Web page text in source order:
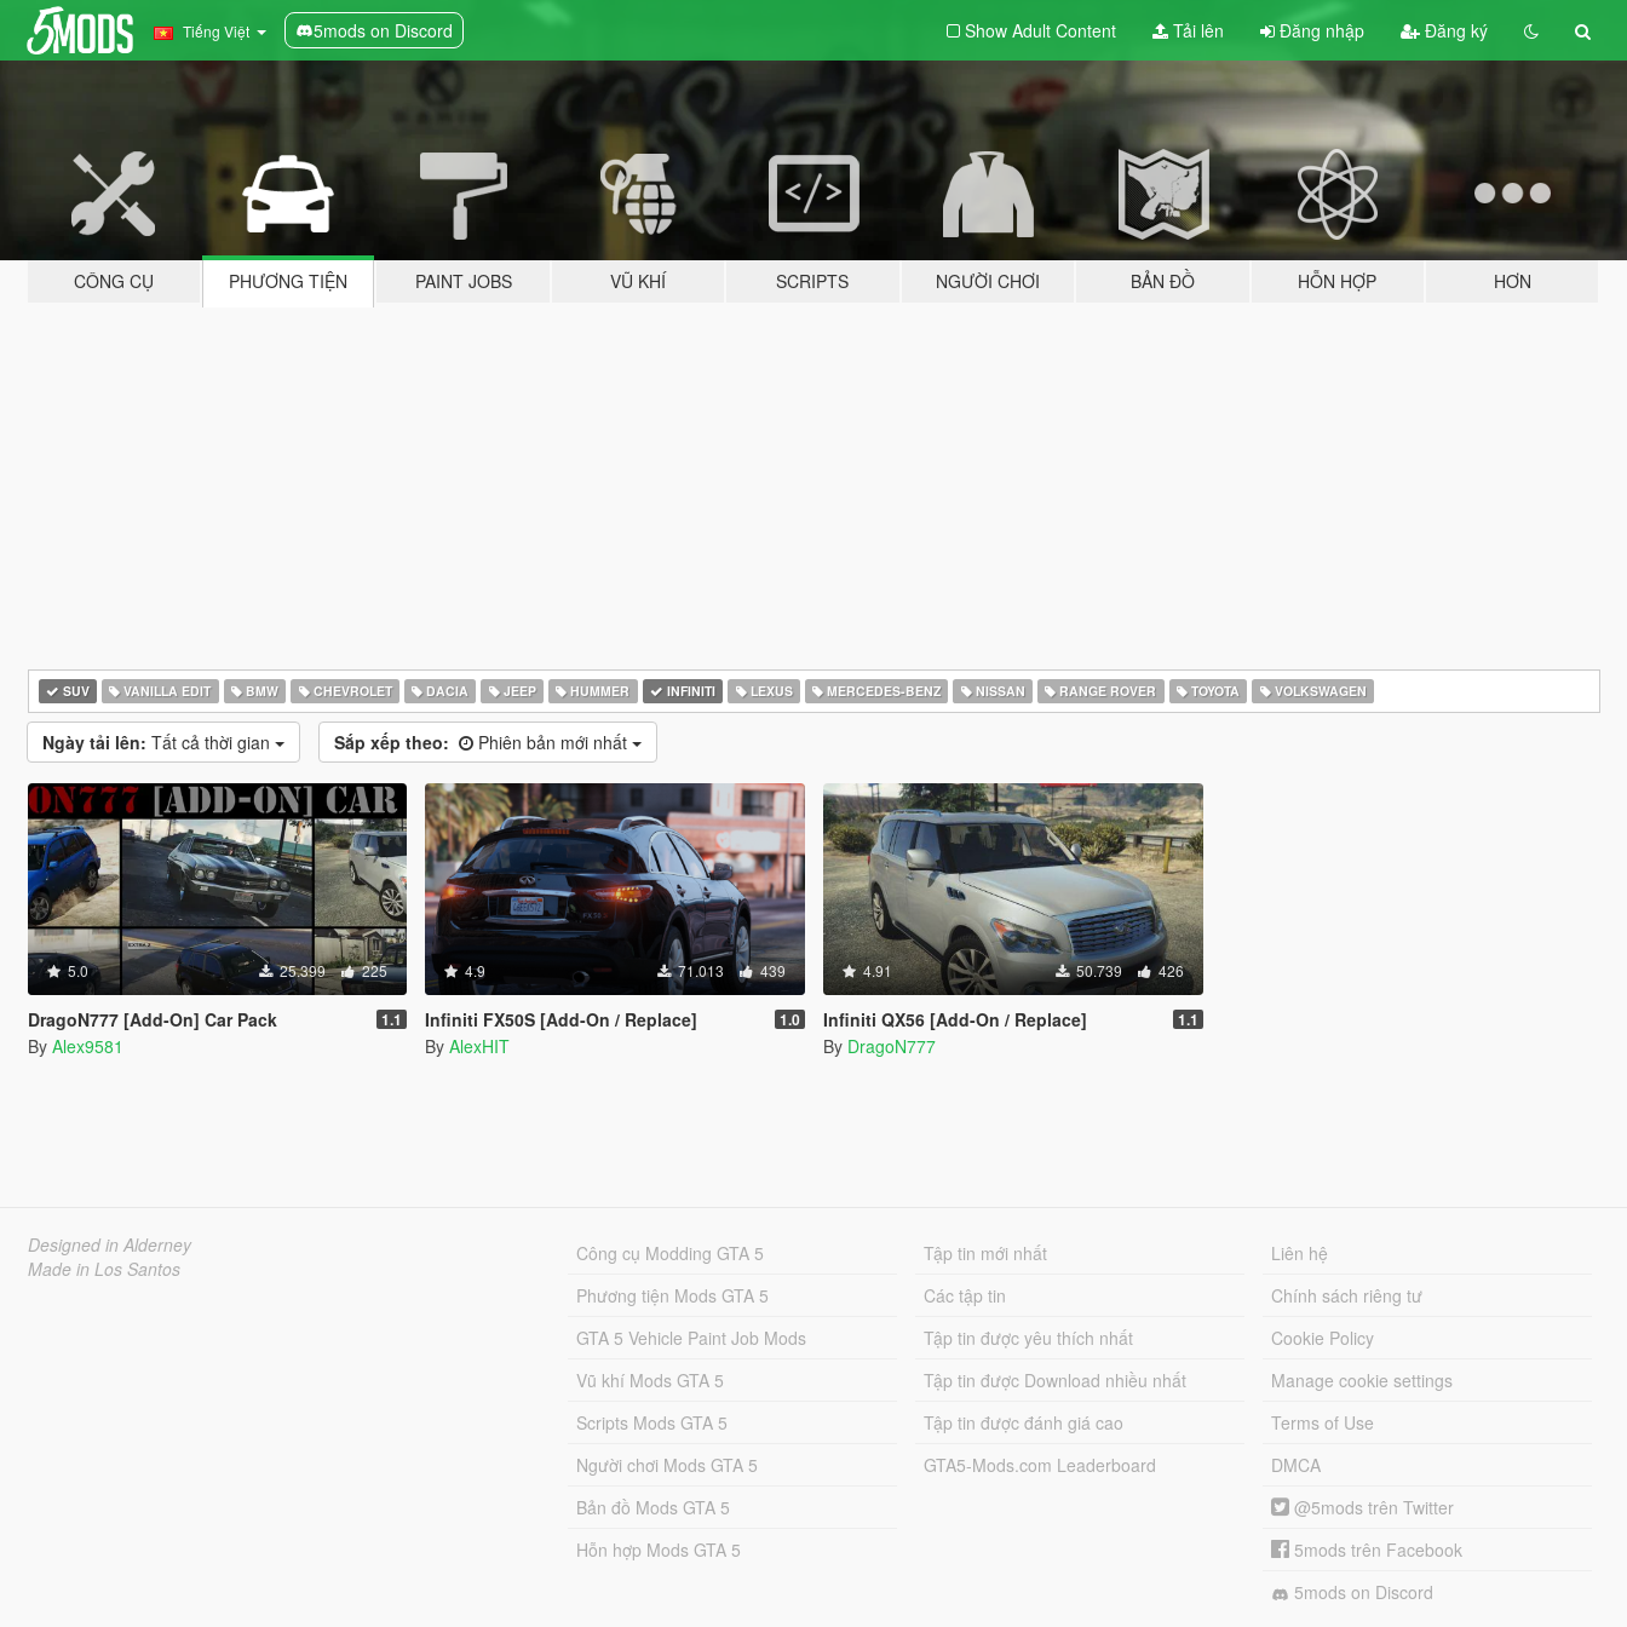
Tiếng Việt 5mods on Discord Show Adult Content Tải lên Đăng nhập Đăng ký
CÔNG CỤ PHƯƠNG TIỆN PAINT JOBS VŨ KHÍ SCRIPTS NGƯỜI CHƠI BẢN ĐỒ HỖN HỢP HƠN
SUV VANILLA EDIT BMW CHEVROLET DACIA JEEP HUMMER INFINITI LEXUS MERCEDES-BENZ NISSAN RANGE ROVER TOYOTA VOLKSWAGEN
Ngày tải lên: Tất cả thời gian Sắp xếp theo: Phiên bản mới nhất
5.0 25.399 225
DragoN777 [Add-On] Car Pack 1.1
By Alex9581
4.9 71.013 439
Infiniti FX50S [Add-On / Replace] 1.0
By AlexHIT
4.91 50.739 426
Infiniti QX56 [Add-On / Replace] 1.1
By DragoN777
Designed in Alderney
Made in Los Santos
Công cụ Modding GTA 5
Phương tiện Mods GTA 5
GTA 5 Vehicle Paint Job Mods
Vũ khí Mods GTA 5
Scripts Mods GTA 5
Người chơi Mods GTA 5
Bản đồ Mods GTA 5
Hỗn hợp Mods GTA 5
Tập tin mới nhất
Các tập tin
Tập tin được yêu thích nhất
Tập tin được Download nhiều nhất
Tập tin được đánh giá cao
GTA5-Mods.com Leaderboard
Liên hệ
Chính sách riêng tư
Cookie Policy
Manage cookie settings
Terms of Use
DMCA
@5mods trên Twitter
5mods trên Facebook
5mods on Discord